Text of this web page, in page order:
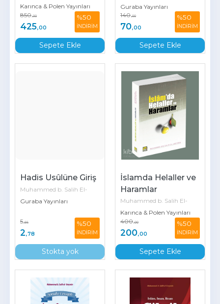
Sepete Ekle
Useymîn
Karınca & Polen Yayınları
%50
İNDİRİM
850,00
425,00
Sepete Ekle
Useymîn
Guraba Yayınları
%50
İNDİRİM
140,00
70,00
Stokta yok
Hadis Usûlüne Giriş
Muhammed b. Salih El-
Useymîn
Guraba Yayınları
%50
İNDİRİM
5,56
2,78
Sepete Ekle
İslamda Helaller ve
Haramlar
Muhammed b. Salih El-
Useymîn
Karınca & Polen Yayınları
%50
İNDİRİM
400,00
200,00